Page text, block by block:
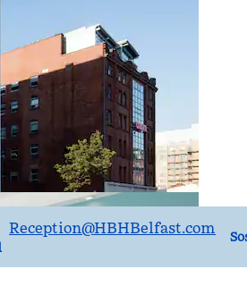
Reception@HBHBelfast.com